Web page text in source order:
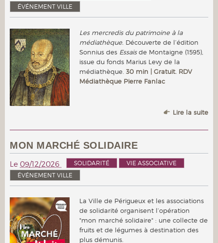
ÉVÉNEMENT VILLE
Les mercredis du patrimoine à la
médiathèque. Découverte de l’édition
Sonnius des Essaisde Montaigne (1595),
issue du fonds Marius Levy de la
médiathèque. 30 min | Gratuit. RDV
Médiathèque Pierre Fanlac
Lire la suite
MON MARCHÉ SOLIDAIRE
Le 09/12/2026 SOLIDARITÉ
VIE ASSOCIATIVE
ÉVÉNEMENT VILLE
La Ville de Périgueux et les associations
de solidarité organisent l’opération
"mon marché solidaire" : une collecte de
fruits et de légumes à destination des
plus démunis.